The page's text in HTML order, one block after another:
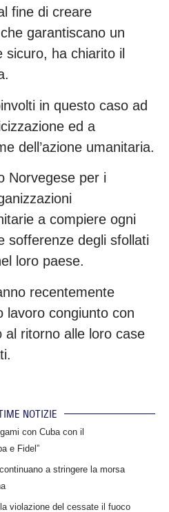
fine di creare
garantiscano un
ha chiarito il
in questo caso ad
ed a
dell’azione umanitaria.
Norvegese per i
a compiere ogni
sofferenze degli sfollati
loro paese.
recentemente
lavoro congiunto con
al ritorno alle loro case
NOTIZIE
con Cuba con il
e Fidel”
a stringere la morsa
violazione del cessate il fuoco